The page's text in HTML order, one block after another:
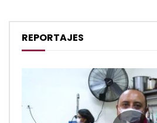
REPORTAJES